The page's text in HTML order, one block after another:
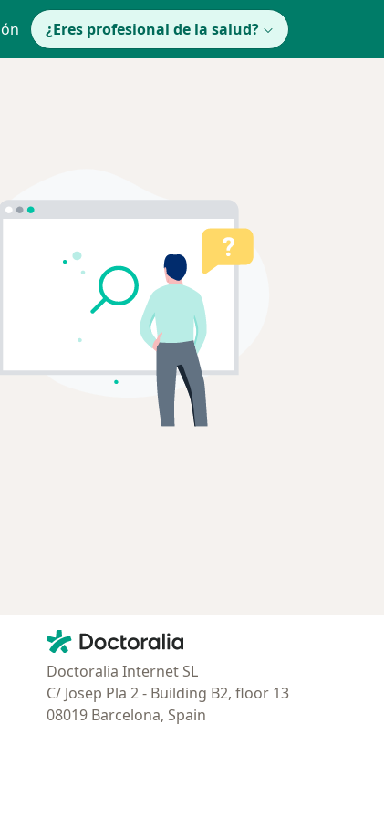
¿Eres profesional de la salud?
Contacto
Doctoralia - Página de inicio
Doctoralia Internet SL
C/ Josep Pla 2 - Building B2, floor 13
08019 Barcelona, Spain